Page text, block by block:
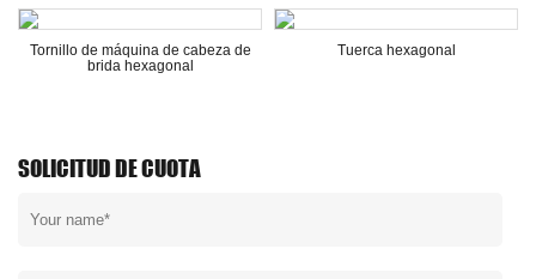
Tornillo de máquina de cabeza de
brida hexagonal
Tuerca hexagonal
SOLICITUD DE CUOTA